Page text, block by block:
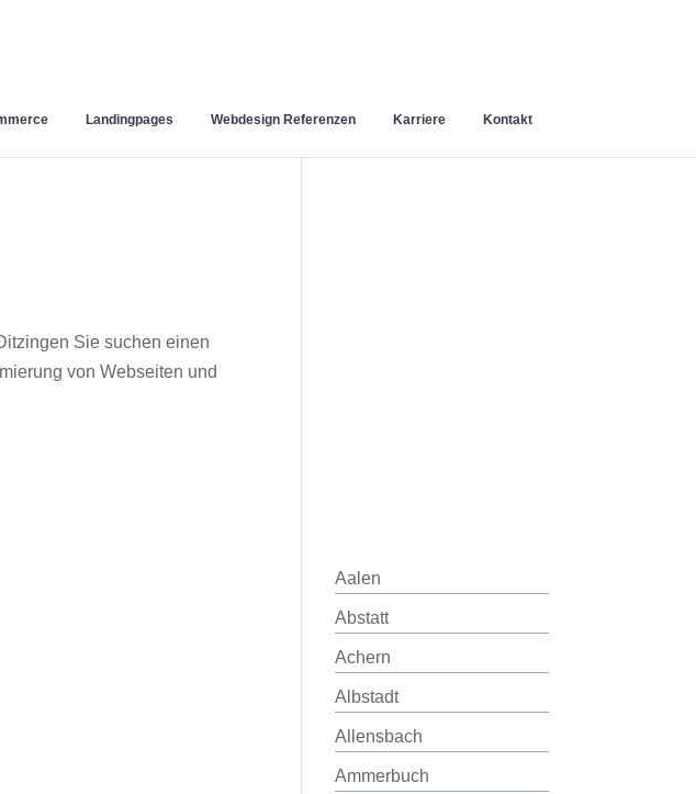
Landingpages Webdesign Referenzen Karriere Kontakt
Sie suchen einen
von Webseiten und
Aalen
Abstatt
Achern
Albstadt
Allensbach
Ammerbuch